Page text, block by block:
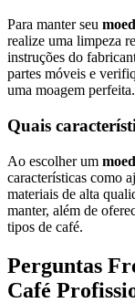
Para manter seu
realize uma limpeza
instruções do
partes móveis e
uma moagem perfeita.
Quais
Ao escolher um
características como
materiais de alta
manter, além de
tipos de café.
Perguntas
Café